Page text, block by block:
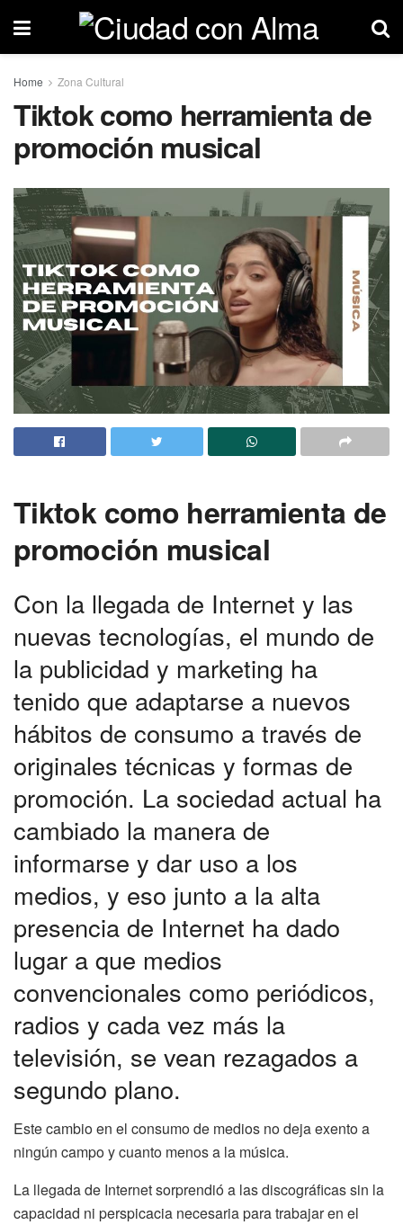
Home Zona Cultural
Tiktok como herramienta de
promoción musical
Tiktok como herramienta de
promoción musical
Con la llegada de Internet y las
nuevas tecnologías, el mundo de
la publicidad y marketing ha
tenido que adaptarse a nuevos
hábitos de consumo a través de
originales técnicas y formas de
promoción. La sociedad actual ha
cambiado la manera de
informarse y dar uso a los
medios, y eso junto a la alta
presencia de Internet ha dado
lugar a que medios
convencionales como periódicos,
radios y cada vez más la
televisión, se vean rezagados a
segundo plano.
Este cambio en el consumo de medios no deja exento a
ningún campo y cuanto menos a la música.
La llegada de Internet sorprendió a las discográficas sin la
capacidad ni perspicacia necesaria para trabajar en el